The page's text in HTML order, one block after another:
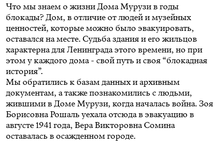
Что мы знаем о жизни Дома Мурузи в годы
блокады? Дом, в отличие от людей и музейных
ценностей, которые можно было эвакуировать,
оставался на месте. Судьба здания и его жильцов
характерна для Ленинграда этого времени, но при
этом у каждого дома - свой путь и своя “блокадная
история”.
Мы обратились к базам данных и архивным
документам, а также познакомились с людьми,
жившими в Доме Мурузи, когда началась война. Зоя
Борисовна Рошаль уехала отсюда в эвакуацию в
августе 1941 года, Вера Викторовна Сомина
оставалась в осажденном городе.